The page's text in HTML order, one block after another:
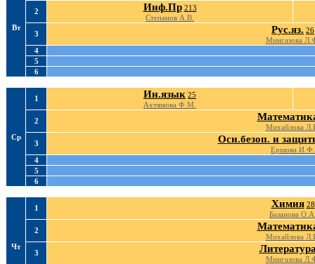
Вт
2
Инф.Пр 213
Степанов А.В.
3
Рус.яз. 26
Мингазова
4
5
6
Ср
1 Ин.язык 25
Ахтямова Ф.М.
2
Михайлова
3
Осн.безоп. и
Ершова И.Ф.
4
5
6
Чт
1 Химия 28
Базанова
2
Михайлова
3
Мингазова